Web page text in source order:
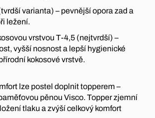
varianta) – pevnější opora zad a
ležení.
vrstvou T-4,5 (nejtvrdší) –
vyšší nosnost a lepší hygienické
kokosové vrstvě.
lze postel doplnit topperem –
pěnou Visco. Topper zjemní
tlaku a zvýší celkový komfort